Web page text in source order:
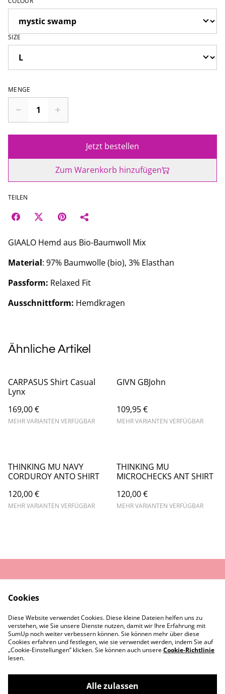
SIZE
MENGE
Jetzt bestellen
Zum Warenkorb hinzufügen
TEILEN
GIAALO Hemd aus Bio-Baumwoll Mix
Material: 97% Baumwolle (bio), 3% Elasthan
Passform: Relaxed Fit
Ausschnittform: Hemdkragen
Ähnliche Artikel
CARPASUS Shirt Casual
Lynx
169,00 €
MEHR VARIANTEN VERFÜGBAR
GIVN GBJohn
109,95 €
MEHR VARIANTEN VERFÜGBAR
THINKING MU NAVY
CORDUROY ANTO SHIRT
120,00 €
MEHR VARIANTEN VERFÜGBAR
THINKING MU
MICROCHECKS ANT SHIRT
120,00 €
MEHR VARIANTEN VERFÜGBAR
Rückgaberecht
Kontaktiere uns Impressum
Cookies
Diese Website verwendet Cookies. Diese kleine Dateien helfen uns zu
verstehen, wie Sie unsere Dienste nutzen, damit wir Ihre Erfahrung mit
SumUp noch weiter verbessern können. Sie können mehr über diese
Cookies erfahren und festlegen, wie sie verwendet werden, indem Sie auf
„Cookie-Einstellungen” klicken. Sie können auch unsereCookie-Richtlinie
lesen.
Alle zulassen